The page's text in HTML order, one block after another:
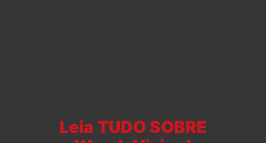
Leia TUDO SOBRE